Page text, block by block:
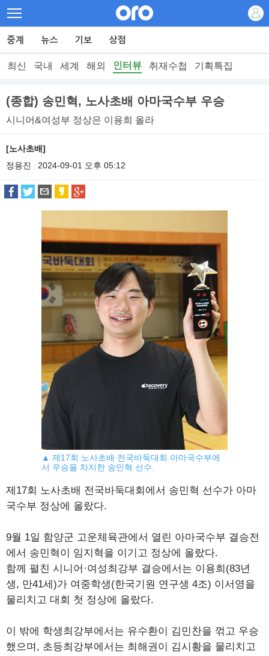
최신 국내 세계 해외 인터뷰 취재수첩 기획특집
(종합) 송민혁, 노사초배 아마국수부 우승
시니어&여성부 정상은 이용희 올라
[노사초배]
정용진
2024-09-01 오후 05:12
▲ 제17회 노사초배 전국바둑대회 아마국수부에
서 우승을 차지한 송민혁 선수.
제17회 노사초배 전국바둑대회에서 송민혁 선수가 아마
국수부 정상에 올랐다.
9월 1일 함양군 고운체육관에서 열린 아마국수부 결승전
에서 송민혁이 임지혁을 이기고 정상에 올랐다.
함께 펼친 시니어·여성최강부 결승에서는 이용희(83년
생, 만41세)가 여중학생(한국기원 연구생 4조) 이서영을
물리치고 대회 첫 정상에 올랐다.
이 밖에 학생최강부에서는 유수환이 김민찬을 꺾고 우승
했으며, 초등최강부에서는 최해권이 김시황을 물리치고